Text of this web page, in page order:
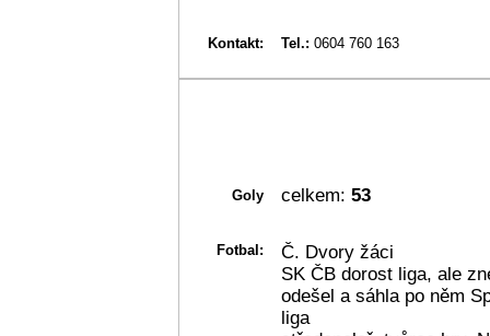
Kontakt: Tel.: 0604 760 163
Goly celkem: 53
Fotbal:
Č. Dvory žáci
SK ČB dorost liga, ale
odešel a sáhla po něm
liga